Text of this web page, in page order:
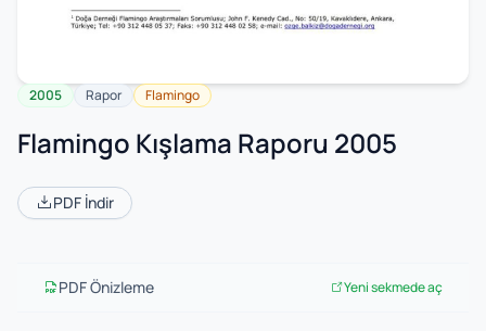
2005 Rapor Flamingo
Flamingo Kışlama Raporu 2005
PDF İndir
PDF Önizleme Yeni sekmede aç